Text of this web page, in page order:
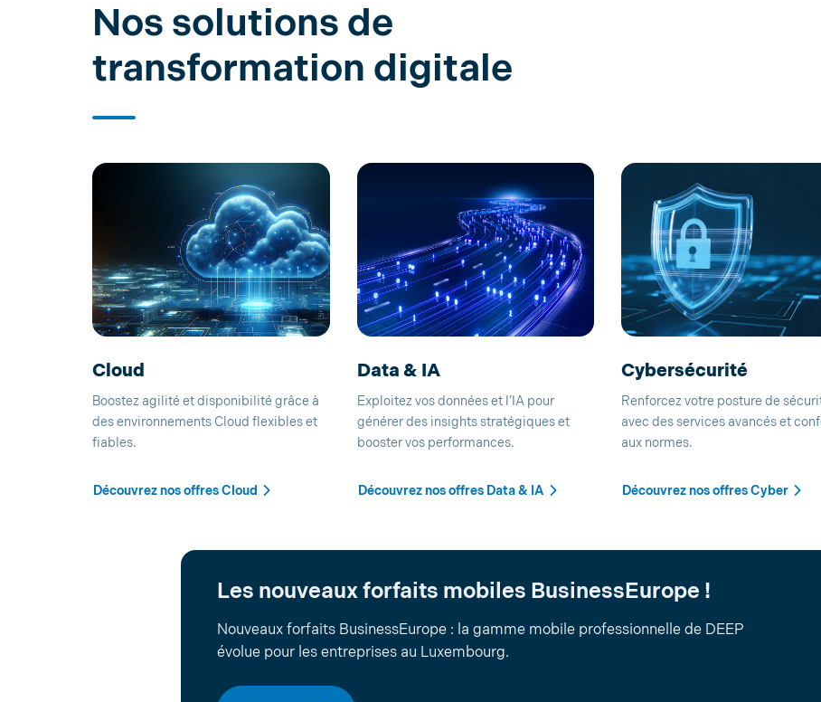
Nos solutions de
transformation digitale
Cloud
Boostez agilité et disponibilité grâce à
des environnements Cloud flexibles et
fiables.
Découvrez nos offres Cloud
Data & IA
Exploitez vos données et l’IA pour
générer des insights stratégiques et
booster vos performances.
Découvrez nos offres Data & IA
Cybersécurité
Renforcez votre posture de
avec des services avancés et
aux normes.
Découvrez nos offres Cyber
Les nouveaux forfaits mobiles BusinessEurope !
Nouveaux forfaits BusinessEurope : la gamme mobile professionnelle de DEEP
évolue pour les entreprises au Luxembourg.